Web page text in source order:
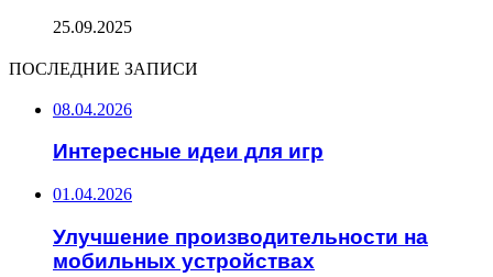
25.09.2025
ПОСЛЕДНИЕ ЗАПИСИ
08.04.2026
Интересные идеи для игр
01.04.2026
Улучшение производительности на
мобильных устройствах